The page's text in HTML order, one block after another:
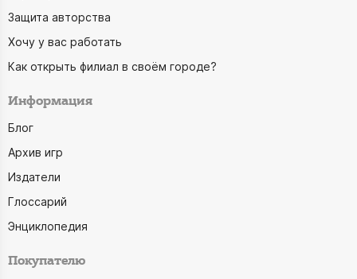
Защита авторства
Хочу у вас работать
Как открыть филиал в своём городе?
Информация
Блог
Архив игр
Издатели
Глоссарий
Энциклопедия
Покупателю